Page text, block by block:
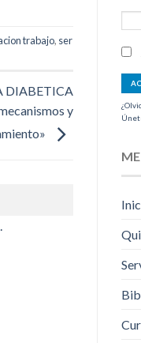
trabajo, ser
DIABETICA
y